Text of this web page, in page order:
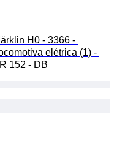
H0 - 3366 -
elétrica (1) -
152 - DB